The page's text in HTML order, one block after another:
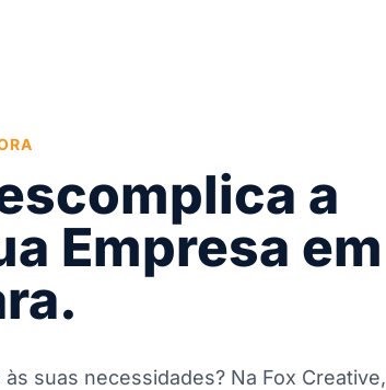
a
Empresa em
suas necessidades? Na Fox Creative,